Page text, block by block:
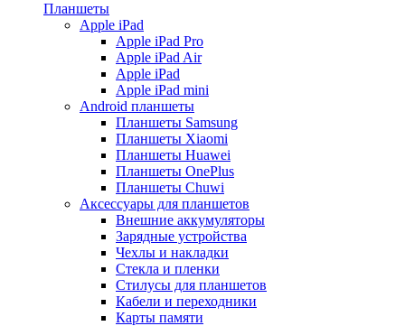
Планшеты
Apple iPad
Apple iPad Pro
Apple iPad Air
Apple iPad
Apple iPad mini
Android планшеты
Планшеты Samsung
Планшеты Xiaomi
Планшеты Huawei
Планшеты OnePlus
Планшеты Chuwi
Аксессуары для планшетов
Внешние аккумуляторы
Зарядные устройства
Чехлы и накладки
Стекла и пленки
Стилусы для планшетов
Кабели и переходники
Карты памяти